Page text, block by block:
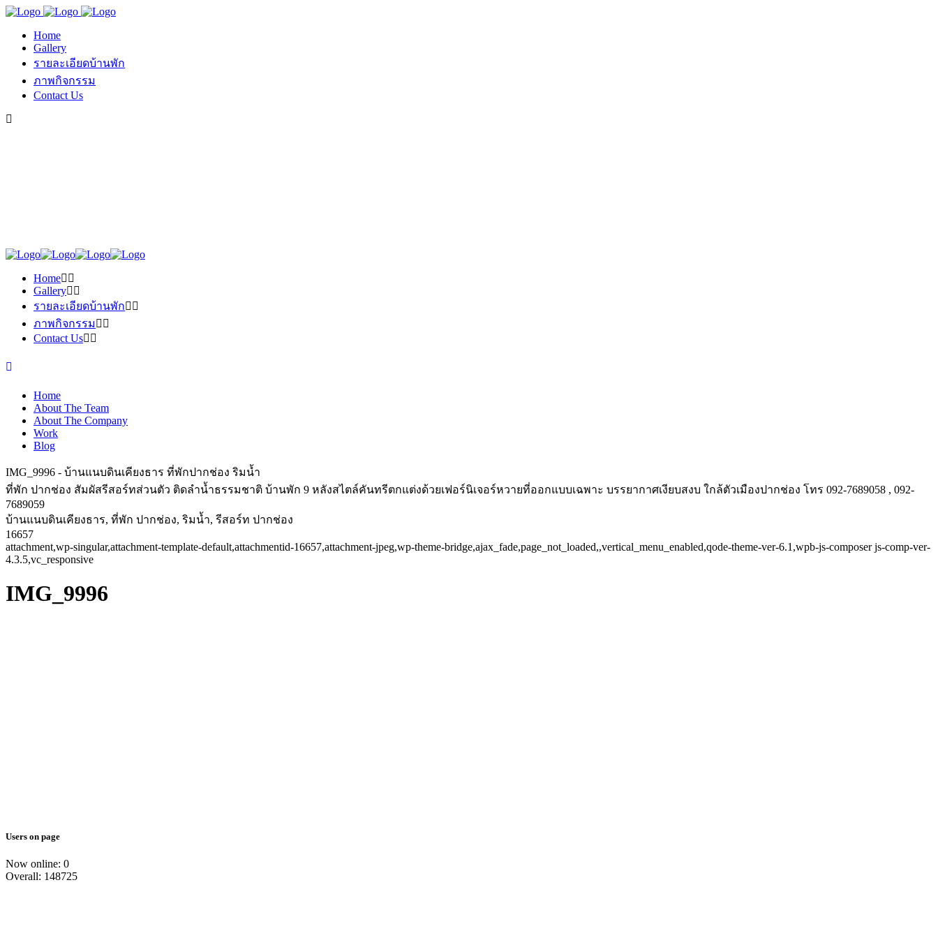
Home
Gallery
รายละเอียดบ้านพัก
ภาพกิจกรรม
Contact Us
Home
Gallery
รายละเอียดบ้านพัก
ภาพกิจกรรม
Contact Us
Home
About The Team
About The Company
Work
Blog
IMG_9996 - บ้านแนบดินเคียงธาร ที่พักปากช่อง ริมน้ำ
ที่พัก ปากช่อง สัมผัสรีสอร์ทส่วนตัว ติดลำน้ำธรรมชาติ บ้านพัก 9 หลังสไตล์คันทรีตกแต่งด้วยเฟอร์นิเจอร์หวายที่ออกแบบเฉพาะ บรรยากาศเงียบสงบ ใกล้ตัวเมืองปากช่อง โทร 092-7689058 , 092-
7689059
บ้านแนบดินเคียงธาร, ที่พัก ปากช่อง, ริมน้ำ, รีสอร์ท ปากช่อง
16657
attachment,wp-singular,attachment-template-default,attachmentid-16657,attachment-jpeg,wp-theme-bridge,ajax_fade,page_not_loaded,,vertical_menu_enabled,qode-theme-ver-6.1,wpb-js-composer js-comp-ver-
4.3.5,vc_responsive
IMG_9996
Users on page
Now online: 0
Overall: 148725